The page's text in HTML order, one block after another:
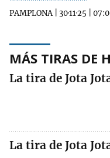
PAMPLONA| 30·11·25
MÁS TIRAS DE
La tira de Jota
La tira de Jota